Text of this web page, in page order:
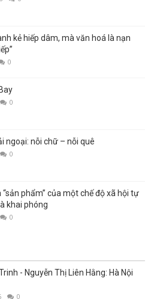
kẻ hiếp dâm, mà văn hoá là nạn
0
0
ngoại: nỗi chữ – nỗi quê
0
“sản phẩm” của một chế độ xã hội tự
khai phóng
0
- Nguyễn Thị Liên Hằng: Hà Nội
0